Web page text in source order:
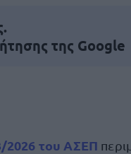
της Google
2026 του ΑΣΕΠ